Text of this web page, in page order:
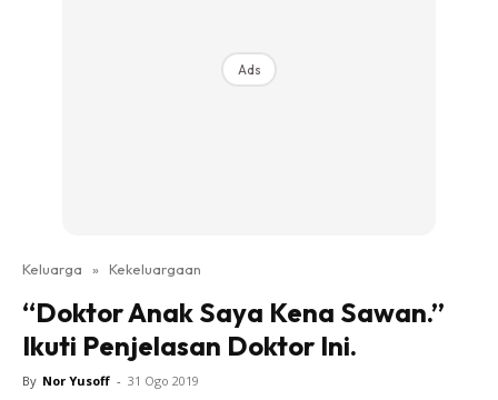
Ads
Keluarga » Kekeluargaan
“Doktor Anak Saya Kena Sawan.”
Ikuti Penjelasan Doktor Ini.
By Nor Yusoff - 31 Ogo 2019